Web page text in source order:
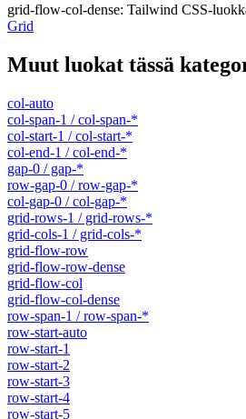
grid-flow-col-dense: Tailwind CSS-
Grid
Muut luokat tässä
col-auto
col-span-1 / col-span-*
col-start-1 / col-start-*
col-end-1 / col-end-*
gap-0 / gap-*
row-gap-0 / row-gap-*
col-gap-0 / col-gap-*
grid-rows-1 / grid-rows-*
grid-cols-1 / grid-cols-*
grid-flow-row
grid-flow-row-dense
grid-flow-col
grid-flow-col-dense
row-span-1 / row-span-*
row-start-auto
row-start-1
row-start-2
row-start-3
row-start-4
row-start-5